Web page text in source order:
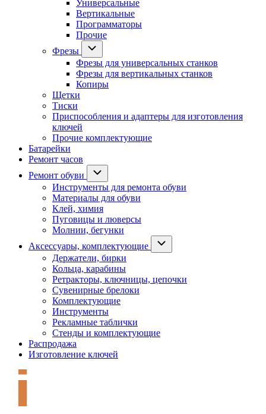
Универсальные
Вертикальные
Программаторы
Прочие
Фрезы
Фрезы для универсальных станков
Фрезы для вертикальных станков
Копиры
Щетки
Тиски
Приспособления и адаптеры для изготовления
ключей
Прочие комплектующие
Батарейки
Ремонт часов
Ремонт обуви
Инструменты для ремонта обуви
Материалы для обуви
Клей, химия
Пуговицы и люверсы
Молнии, бегунки
Аксессуары, комплектующие
Держатели, бирки
Кольца, карабины
Ретракторы, ключницы, цепочки
Сувенирные брелоки
Комплектующие
Инструменты
Рекламные таблички
Стенды и комплектующие
Распродажа
Изготовление ключей